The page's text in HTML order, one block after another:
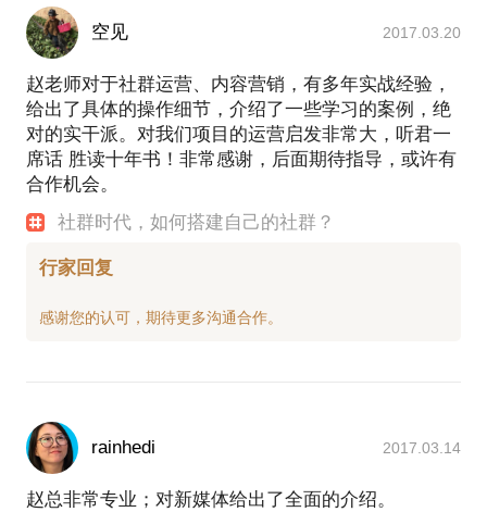
空见 2017.03.20
赵老师对于社群运营、内容营销，有多年实战经验，
给出了具体的操作细节，介绍了一些学习的案例，绝
对的实干派。对我们项目的运营启发非常大，听君一
席话 胜读十年书！非常感谢，后面期待指导，或许有
合作机会。
社群时代，如何搭建自己的社群？
行家回复
rainhedi 2017.03.14
赵总非常专业；对新媒体给出了全面的介绍。